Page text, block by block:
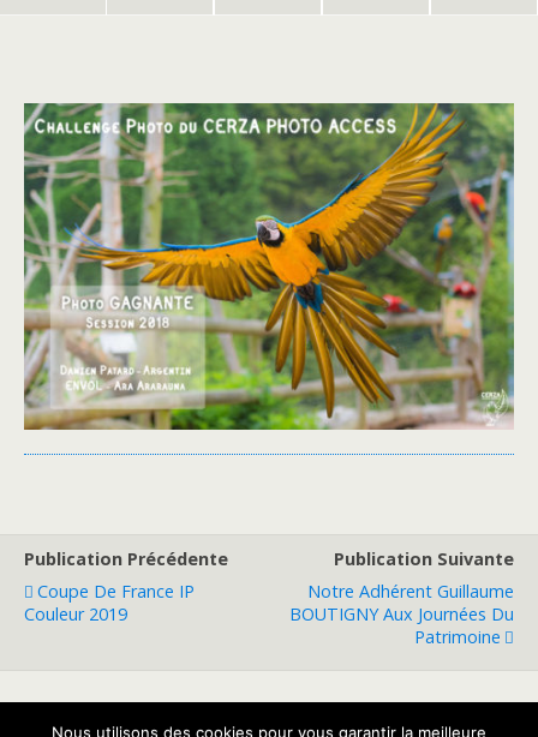
Publication Précédente
Coupe De France IP
Couleur 2019
Publication Suivante
Notre Adhérent Guillaume
BOUTIGNY Aux Journées Du
Patrimoine
Nous utilisons des cookies pour vous garantir la meilleure